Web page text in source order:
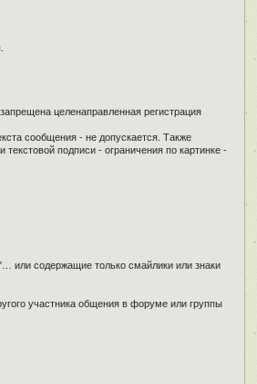
целенаправленная регистрация
сообщения - не допускается. Также
подписи - ограничения по картинке -
или содержащие только смайлики или знаки
участника общения в форуме или группы